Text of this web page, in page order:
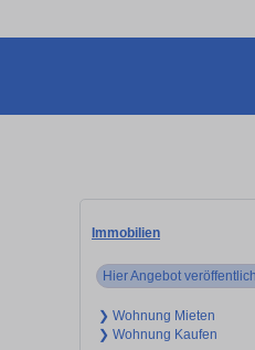
Immobilien
Hier Angebot
❯ Wohnung Mieten
❯ Wohnung Kaufen